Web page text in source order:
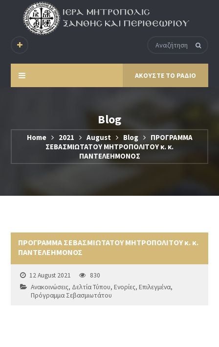
ΑΚΟΥΣΤΕ ΤΟ ΡΑΔΙΟ
Blog
Home 2021 August Blog
ΠΡΟΓΡΑΜΜΑ
ΣΕΒΑΣΜΙΩΤΑΤΟΥ ΜΗΤΡΟΠΟΛΙΤΟΥ κ. κ.
ΠΑΝΤΕΛΕΗΜΟΝΟΣ
ΠΡΟΓΡΑΜΜΑ ΣΕΒΑΣΜΙΩΤΑΤΟΥ ΜΗΤΡΟΠΟΛΙΤΟΥ κ. κ.
ΠΑΝΤΕΛΕΗΜΟΝΟΣ
12 August 2021
830
Ανακοινώσεις, Δελτία Τύπου,Ενορίες,Επιλεγμένα,
Πρόγραμμα Σεβασμιωτάτου